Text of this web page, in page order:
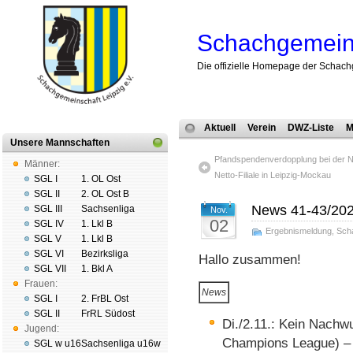
Die offizielle Homepage der
Unsere Mannschaften
Männer:
SGL I
SGL II
SGL III
SGL IV
SGL V
SGL VI
SGL VII
Frauen:
SGL I
SGL II
Jugend:
SGL w u16
1. OL Ost
2. OL Ost B
Sachsenliga
1. Lkl B
1. Lkl B
Bezirksliga
1. Bkl A
2. FrBL Ost
FrRL Südost
Sachsenliga u16w
Aktuell Verein DWZ-Liste
Pfandspendenverdopplung bei der
Netto-Filiale in Leipzig-Mockau
Nov.
02
News 41-43/
Ergebnismeldung
Hallo zusammen!
News
Di./2.11.: Kein
Champions League)